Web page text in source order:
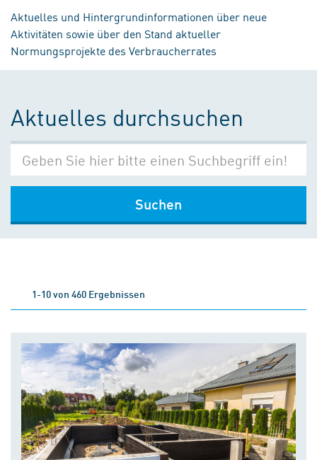
Aktuelles und Hintergrundinformationen über neue
Aktivitäten sowie über den Stand aktueller
Normungsprojekte des Verbraucherrates
Aktuelles durchsuchen
Suchen
1-10 von 460 Ergebnissen